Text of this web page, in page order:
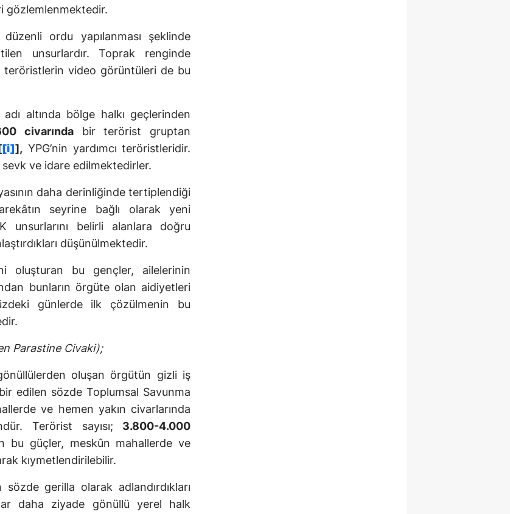
gözlemlenmektedir.
ordu yapılanması şeklinde
unsurlardır. Toprak renginde
teröristlerin video görüntüleri de bu
altında bölge halkı geçlerinden
civarındabir terörist gruptan
[i]], YPG’nin yardımcı teröristleridir.
sevk ve idare edilmektedirler.
daha derinliğinde tertiplendiği
seyrine bağlı olarak yeni
unsurlarını belirli alanlara doğru
düşünülmektedir.
oluşturan bu gençler, ailelerinin
bunların örgüte olan aidiyetleri
günlerde ilk çözülmenin bu
Parastine Civaki);
oluşan örgütün gizli iş
edilen sözde Toplumsal Savunma
ve hemen yakın civarlarında
Terörist sayısı; 3.800-4.000
bu güçler, meskûn mahallerde ve
kıymetlendirilebilir.
gerilla olarak adlandırdıkları
daha ziyade gönüllü yerel halk